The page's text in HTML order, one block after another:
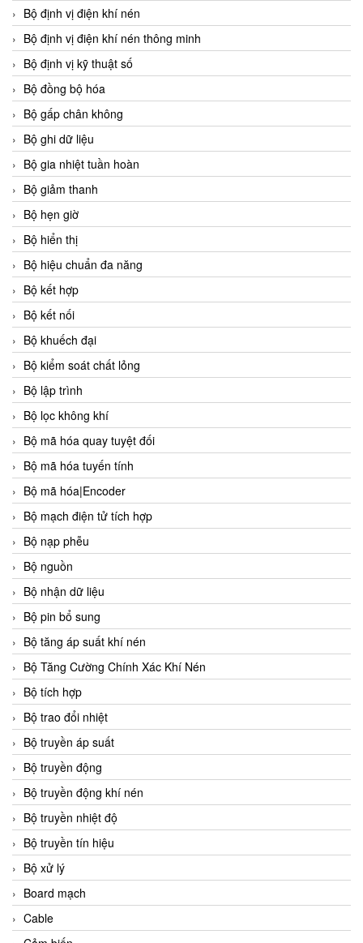
Bộ định vị điện khí nén
Bộ định vị điện khí nén thông minh
Bộ định vị kỹ thuật số
Bộ đồng bộ hóa
Bộ gấp chân không
Bộ ghi dữ liệu
Bộ gia nhiệt tuần hoàn
Bộ giảm thanh
Bộ hẹn giờ
Bộ hiển thị
Bộ hiệu chuẩn đa năng
Bộ kết hợp
Bộ kết nối
Bộ khuếch đại
Bộ kiểm soát chất lỏng
Bộ lập trình
Bộ lọc không khí
Bộ mã hóa quay tuyệt đối
Bộ mã hóa tuyến tính
Bộ mã hóa|Encoder
Bộ mạch điện tử tích hợp
Bộ nạp phễu
Bộ nguồn
Bộ nhận dữ liệu
Bộ pin bổ sung
Bộ tăng áp suất khí nén
Bộ Tăng Cường Chính Xác Khí Nén
Bộ tích hợp
Bộ trao đổi nhiệt
Bộ truyền áp suất
Bộ truyền động
Bộ truyền động khí nén
Bộ truyền nhiệt độ
Bộ truyền tín hiệu
Bộ xử lý
Board mạch
Cable